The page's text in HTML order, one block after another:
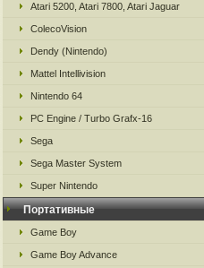
Atari 5200, Atari 7800, Atari Jaguar
ColecoVision
Dendy (Nintendo)
Mattel Intellivision
Nintendo 64
PC Engine / Turbo Grafx-16
Sega
Sega Master System
Super Nintendo
Портативные
Game Boy
Game Boy Advance